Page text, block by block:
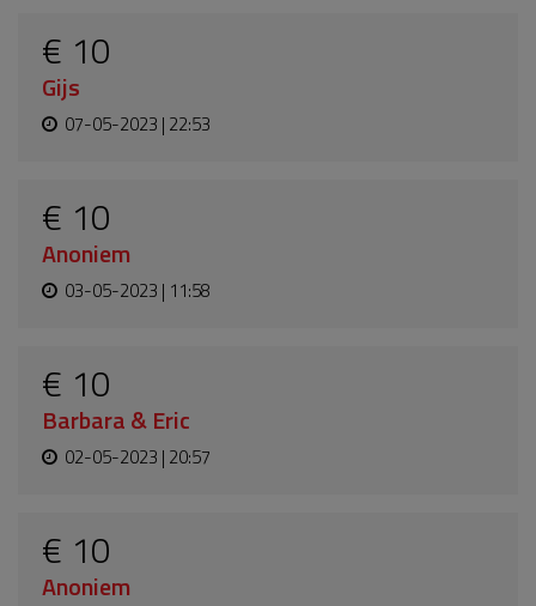
€ 10
Gijs
07-05-2023 | 22:53
€ 10
Anoniem
03-05-2023 | 11:58
€ 10
Barbara & Eric
02-05-2023 | 20:57
€ 10
Anoniem